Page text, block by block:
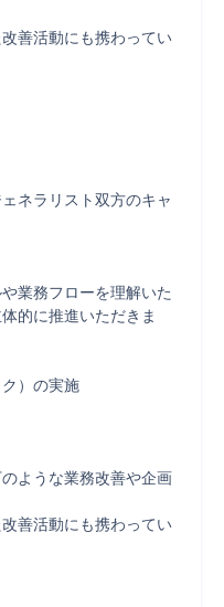
善活動にも携わってい
ネラリスト双方のキャ
業務フローを理解いた
的に推進いただきま
）の実施
ような業務改善や企画
善活動にも携わってい